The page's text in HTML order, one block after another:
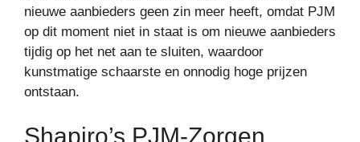
nieuwe aanbieders geen zin meer heeft, omdat PJM
op dit moment niet in staat is om nieuwe aanbieders
tijdig op het net aan te sluiten, waardoor
kunstmatige schaarste en onnodig hoge prijzen
ontstaan.
Shapiro’s PJM-Zorgen